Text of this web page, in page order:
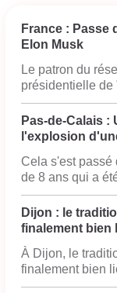
France : Passe
Elon Musk
Le patron du
présidentielle de
Pas-de-Calais :
l'explosion
Cela s'est passé
de 8 ans qui a
Dijon : le
finalement bien
À Dijon, le
finalement bien